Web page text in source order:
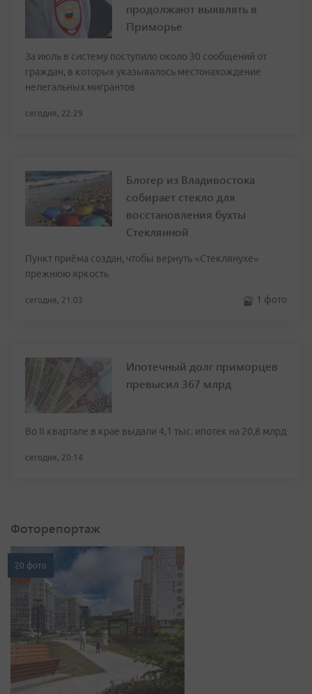
продолжают выявлять в
Приморье
За июль в систему поступило около 30 сообщений от
граждан, в которых указывалось местонахождение
нелегальных мигрантов
сегодня, 22:29
Блогер из Владивостока
собирает стекло для
восстановления бухты
Стеклянной
Пункт приёма создан, чтобы вернуть «Стеклянухе»
прежнюю яркость
сегодня, 21:03 1 фото
Ипотечный долг приморцев
превысил 367 млрд
Во II квартале в крае выдали 4,1 тыс. ипотек на 20,8 млрд
сегодня, 20:14
Фоторепортаж
20 фото